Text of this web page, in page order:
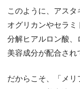
このように、アス
オグリカンやセラ
分解ヒアルロン酸、
美容成分が配合され
だからこそ、「メ